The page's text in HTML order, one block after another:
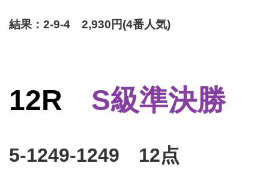
結果：2-9-4 2,930円(4番人気)
12R S級準決勝
5-1249-1249 12点